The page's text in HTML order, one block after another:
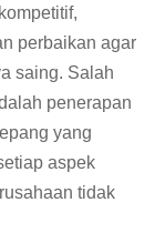
perbaikan agar
saing. Salah
penerapan
yang
aspek
tidak